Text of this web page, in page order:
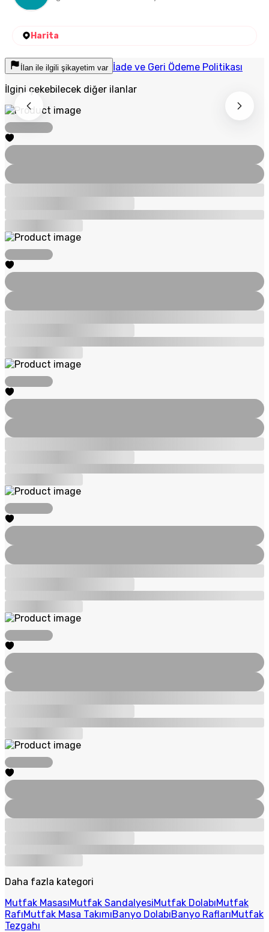
Harita
İlan ile ilgili şikayetim var İade ve Geri Ödeme Politikası
İlgini çekebilecek diğer ilanlar
Daha fazla kategori
Mutfak MasasıMutfak SandalyesiMutfak DolabıMutfak
RafıMutfak Masa TakımıBanyo DolabıBanyo RaflarıMutfak
Tezgahı